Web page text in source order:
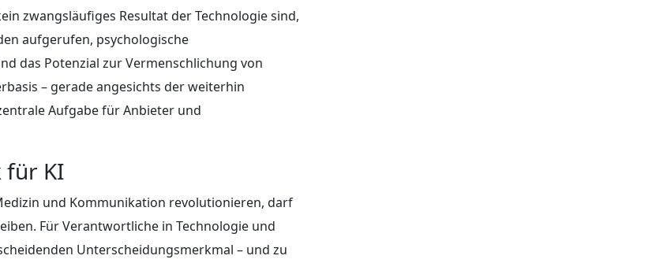
zwangsläufiges Resultat der Technologie sind,
aufgerufen, psychologische
das Potenzial zur Vermenschlichung von
– gerade angesichts der weiterhin
Aufgabe für Anbieter und
für KI
und Kommunikation revolutionieren, darf
Für Verantwortliche in Technologie und
Unterscheidungsmerkmal – und zu